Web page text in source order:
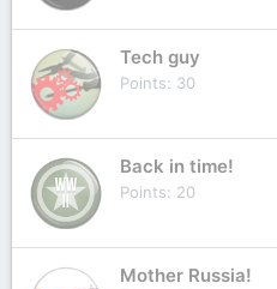
Tech guy
Points 30
Back in time!
Points 20
Mother Russia!